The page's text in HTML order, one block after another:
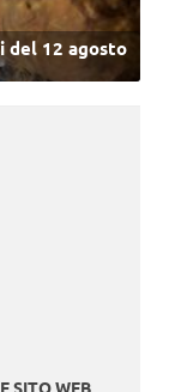
del 12 agosto
SITO WEB